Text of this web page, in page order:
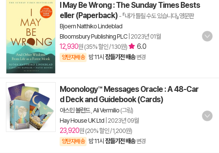
I May Be Wrong : The Sunday Times Bests
eller (Paperback) - 『내가 틀릴 수도 있습니다』영문판
Bjoern Natthiko Lindeblad
Bloomsbury Publishing PLC| 2023년 01월
12,930원 (35% 할인 / 130원) 6.0
양탄자배송 밤 11시 잠들기전 배송 변경
Moonology™ Messages Oracle : A 48-Car
d Deck and Guidebook (Cards)
야스민 볼런드, Ali Vermilio (그림)
Hay House UK Ltd 2023년 09월
23,920원 (20% 할인 / 1,200원)
양탄자배송 밤 11시 잠들기전 배송 변경